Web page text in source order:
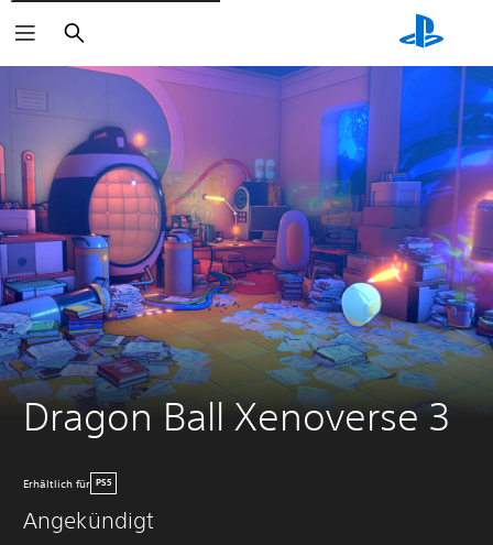
Suchen
Dragon Ball Xenoverse 3
Erhältlich für PS5
Angekündigt